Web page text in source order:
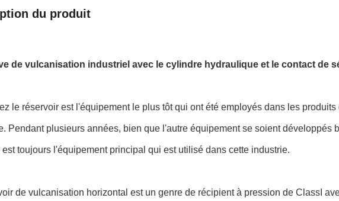
du produit
de vulcanisation industriel avec le cylindre hydraulique et le contact de
le réservoir est l'équipement le plus tôt qui ont été employés dans les
Pendant plusieurs années, bien que l'autre équipement se soient développés
est toujours l'équipement principal qui est utilisé dans cette industrie.
de vulcanisation horizontal est un genre de récipient à pression de ClassI